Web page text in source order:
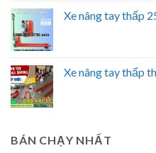
Xe nâng tay thấp
Xe nâng tay thấp
BÁN CHẠY NHẤT